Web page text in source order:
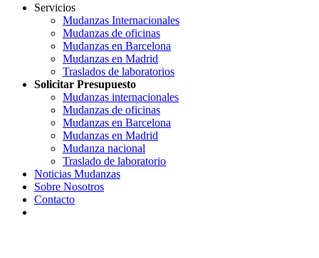
Servicios
Mudanzas Internacionales
Mudanzas de oficinas
Mudanzas en Barcelona
Mudanzas en Madrid
Traslados de laboratorios
Solicitar Presupuesto
Mudanzas internacionales
Mudanzas de oficinas
Mudanzas en Barcelona
Mudanzas en Madrid
Mudanza nacional
Traslado de laboratorio
Noticias Mudanzas
Sobre Nosotros
Contacto